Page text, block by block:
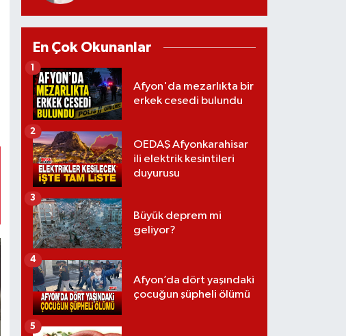
En Çok Okunanlar
Afyon'da mezarlıkta bir
erkek cesedi bulundu
1
OEDAŞ Afyonkarahisar
ili elektrik kesintileri
duyurusu
2
Büyük deprem mi
geliyor?
3
Afyon’da dört yaşındaki
çocuğun şüpheli ölümü
4
5